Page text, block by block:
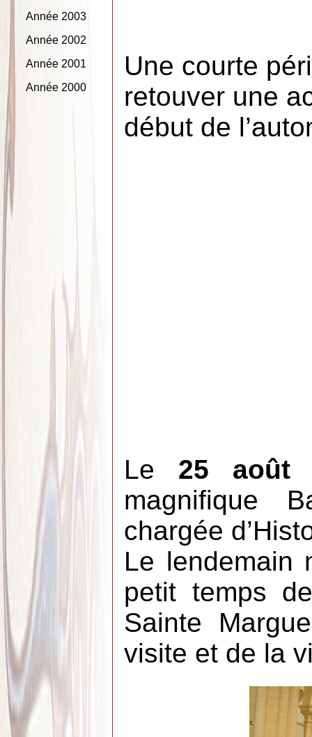
Année 2003
Année 2002
Année 2001
Année 2000
Une courte
retouver une
début de
Le 25 août
magnifique
chargée
Le lendemain
petit temps
Sainte
visite et de la